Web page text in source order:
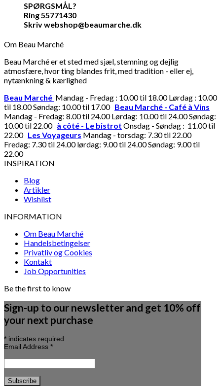
SPØRGSMÅL?
Ring 55771430
Skriv webshop@beaumarche.dk
Om Beau Marché
Beau Marché er et sted med sjæl, stemning og dejlig
atmosfære, hvor ting blandes frit, med tradition - eller ej,
nytænkning & kærlighed
Beau Marché Mandag - Fredag : 10.00 til 18.00 Lørdag : 10.00
til 18.00 Søndag: 10.00 til 17.00 Beau Marché - Café à Vins
Mandag - Fredag: 8.00 til 24.00 Lørdag: 10.00 til 24.00 Søndag:
10.00 til 22.00 à côté - Le bistrot Onsdag - Søndag : 11.00 til
22.00 Les Voyageurs Mandag - torsdag: 7.30 til 22.00
Fredag: 7.30 til 24.00 lørdag: 9.00 til 24.00 Søndag: 9.00 til
22.00
INSPIRATION
Blog
Artikler
Wishlist
INFORMATION
Om Beau Marché
Handelsbetingelser
Privatliv og Cookies
Kontakt
Job Opportunities
Be the first to know
Sign-up to our newsletter and get 10% off
your next purchase
* indicates required
Email Address *